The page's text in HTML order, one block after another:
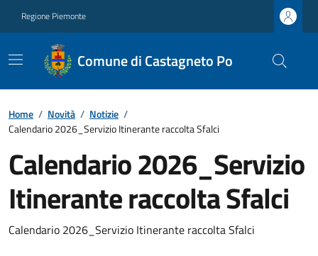
Regione Piemonte
Comune di Castagneto Po
Home / Novità / Notizie /
Calendario 2026_Servizio Itinerante raccolta Sfalci
Calendario 2026_Servizio
Itinerante raccolta Sfalci
Calendario 2026_Servizio Itinerante raccolta Sfalci